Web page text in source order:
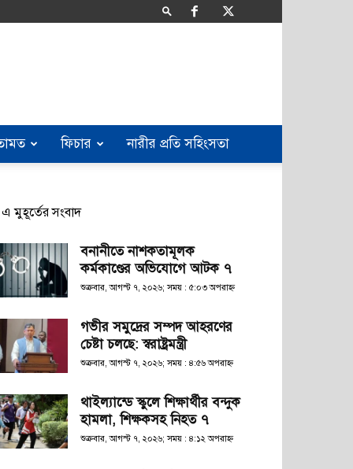
ফিচার নারীর প্রতি সহিংসতা
এ মুহূর্তের সংবাদ
বনানীতে নাশকতামূলক
কর্মকাণ্ডের অভিযোগে আটক ৭
শুক্রবার, আগস্ট ৭, ২০২৬; সময় : ৫:০৩ অপরাহ্ণ
গভীর সমুদ্রের সম্পদ আহরণের
চেষ্টা চলছে: স্বরাষ্ট্রমন্ত্রী
শুক্রবার, আগস্ট ৭, ২০২৬; সময় : ৪:৫৬ অপরাহ্ণ
থাইল্যান্ডে স্কুলে শিক্ষার্থীর বন্দুক
হামলা, শিক্ষকসহ নিহত ৭
শুক্রবার, আগস্ট ৭, ২০২৬; সময় : ৪:১২ অপরাহ্ণ